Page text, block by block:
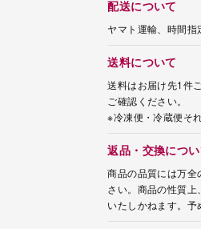
配送について
ヤマト運輸、時間指
送料について
送料はお届け先1件
ご確認ください。
※冷凍便・冷蔵便そ
返品・交換につ
商品の品質には万
さい。商品の性質
いたしかねます。予